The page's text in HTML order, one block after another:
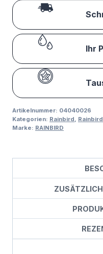
Ihr
Artikelnummer: 04040026
Kategorien: Rainbird,
Marke: RAINBIRD